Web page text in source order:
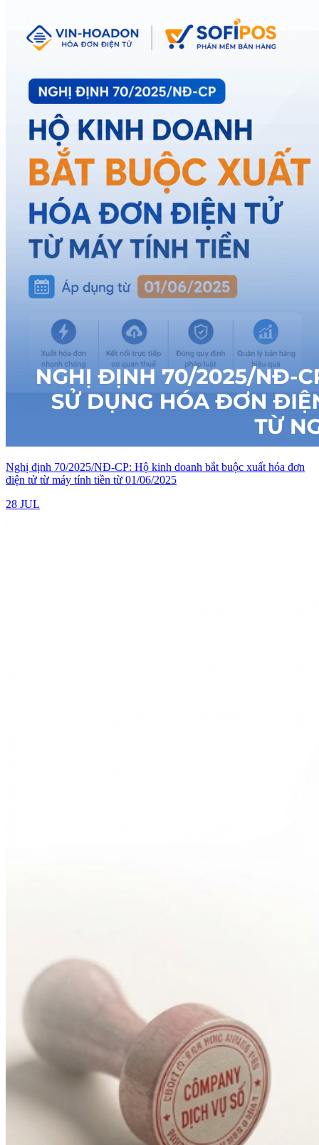
Nghị định 70/2025/NĐ-CP: Hộ kinh doanh bắt buộc xuất hóa đơn
điện tử từ máy tính tiền từ 01/06/2025
28 JUL